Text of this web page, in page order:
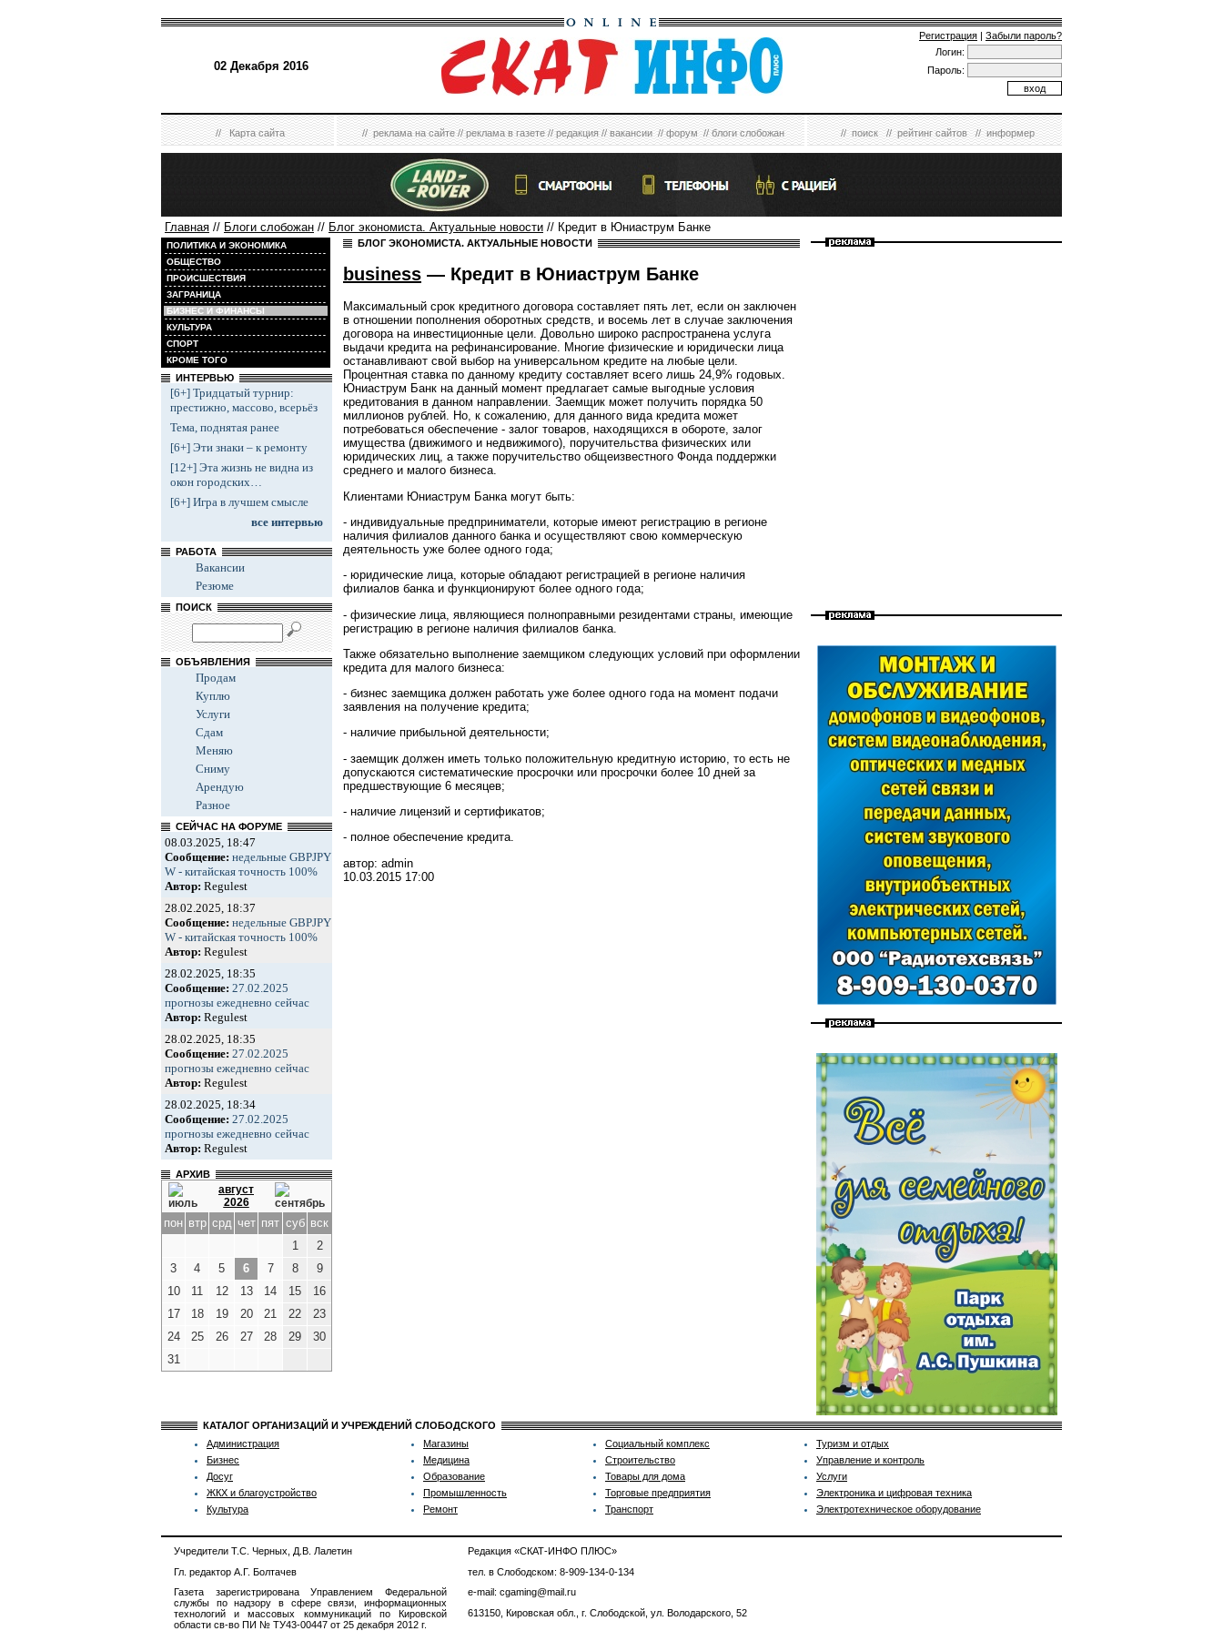
02 Декабря 2016
Регистрация | Забыли пароль?
Логин:
Пароль:
//Карта сайта //реклама на сайте//реклама в газете//редакция//вакансии//форум//блоги слобожан //поиск//рейтинг сайтов//информер
Главная // Блоги слобожан // Блог экономиста. Актуальные новости // Кредит в Юниаструм Банке
ПОЛИТИКА И ЭКОНОМИКА
ОБЩЕСТВО
ПРОИСШЕСТВИЯ
ЗАГРАНИЦА
БИЗНЕС И ФИНАНСЫ
КУЛЬТУРА
СПОРТ
КРОМЕ ТОГО
ИНТЕРВЬЮ
[6+] Тридцатый турнир:
престижно, массово, всерьёз
Тема, поднятая ранее
[6+] Эти знаки – к ремонту
[12+] Эта жизнь не видна из
окон городских…
[6+] Игра в лучшем смысле
все интервью
РАБОТА
Вакансии
Резюме
ПОИСК
ОБЪЯВЛЕНИЯ
Продам
Куплю
Услуги
Сдам
Меняю
Сниму
Арендую
Разное
СЕЙЧАС НА ФОРУМЕ
08.03.2025, 18:47
Сообщение: недельные GBPJPY
W - китайская точность 100%
Автор: Regulest
28.02.2025, 18:37
Сообщение: недельные GBPJPY
W - китайская точность 100%
Автор: Regulest
28.02.2025, 18:35
Сообщение: 27.02.2025
прогнозы ежедневно сейчас
Автор: Regulest
28.02.2025, 18:35
Сообщение: 27.02.2025
прогнозы ежедневно сейчас
Автор: Regulest
28.02.2025, 18:34
Сообщение: 27.02.2025
прогнозы ежедневно сейчас
Автор: Regulest
АРХИВ
август
2026
пон втр срд чет пят суб вск
1
2
3
4 5 6 7 8
9
10
11 12 13 14 15
16
17
18 19 20 21 22
23
24
25 26 27 28 29
30
31
БЛОГ ЭКОНОМИСТА. АКТУАЛЬНЫЕ НОВОСТИ
business — Кредит в Юниаструм Банке
Максимальный срок кредитного договора составляет пять лет, если он заключен
в отношении пополнения оборотных средств, и восемь лет в случае заключения
договора на инвестиционные цели. Довольно широко распространена услуга
выдачи кредита на рефинансирование. Многие физические и юридически лица
останавливают свой выбор на универсальном кредите на любые цели.
Процентная ставка по данному кредиту составляет всего лишь 24,9% годовых.
Юниаструм Банк на данный момент предлагает самые выгодные условия
кредитования в данном направлении. Заемщик может получить порядка 50
миллионов рублей. Но, к сожалению, для данного вида кредита может
потребоваться обеспечение - залог товаров, находящихся в обороте, залог
имущества (движимого и недвижимого), поручительства физических или
юридических лиц, а также поручительство общеизвестного Фонда поддержки
среднего и малого бизнеса.
Клиентами Юниаструм Банка могут быть:
- индивидуальные предприниматели, которые имеют регистрацию в регионе
наличия филиалов данного банка и осуществляют свою коммерческую
деятельность уже более одного года;
- юридические лица, которые обладают регистрацией в регионе наличия
филиалов банка и функционируют более одного года;
- физические лица, являющиеся полноправными резидентами страны, имеющие
регистрацию в регионе наличия филиалов банка.
Также обязательно выполнение заемщиком следующих условий при оформлении
кредита для малого бизнеса:
- бизнес заемщика должен работать уже более одного года на момент подачи
заявления на получение кредита;
- наличие прибыльной деятельности;
- заемщик должен иметь только положительную кредитную историю, то есть не
допускаются систематические просрочки или просрочки более 10 дней за
предшествующие 6 месяцев;
- наличие лицензий и сертификатов;
- полное обеспечение кредита.
автор: admin
10.03.2015 17:00
КАТАЛОГ ОРГАНИЗАЦИЙ И УЧРЕЖДЕНИЙ СЛОБОДСКОГО
Администрация
Бизнес
Досуг
ЖКХ и благоустройство
Культура
Магазины
Медицина
Образование
Промышленность
Ремонт
Социальный комплекс
Строительство
Товары для дома
Торговые предприятия
Транспорт
Туризм и отдых
Управление и контроль
Услуги
Электроника и цифровая техника
Электротехническое оборудование
Учредители Т.С. Черных, Д.В. Лалетин
Гл. редактор А.Г. Болтачев
Газета зарегистрирована Управлением Федеральной
службы по надзору в сфере связи, информационных
технологий и массовых коммуникаций по Кировской
области св-во ПИ № ТУ43-00447 от 25 декабря 2012 г.
Редакция «СКАТ-ИНФО ПЛЮС»
тел. в Слободском: 8-909-134-0-134
e-mail: cgaming@mail.ru
613150, Кировская обл., г. Слободской, ул. Володарского, 52